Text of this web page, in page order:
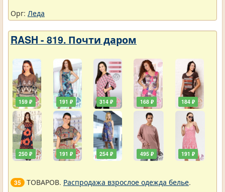
Орг: Леда
RASH - 819. Почти даром
159 ₽
250 ₽
191 ₽
191 ₽
314 ₽
254 ₽
168 ₽
495 ₽
184 ₽
191 ₽
35 ТОВАРОВ. Распродажа взрослое одежда белье.